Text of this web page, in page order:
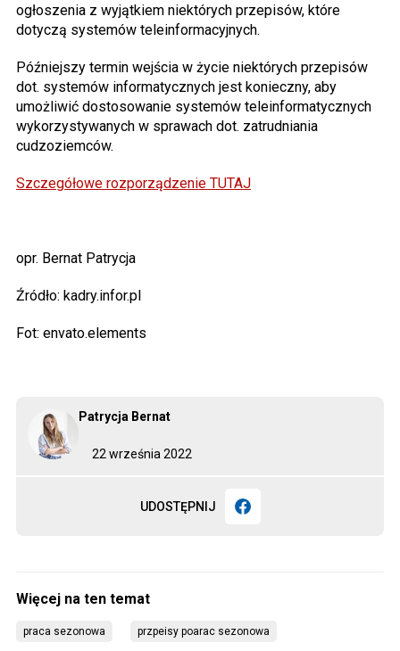
22 września 2022
Patrycja Bernat
UDOSTĘPNIJ
ogłoszenia z wyjątkiem niektórych przepisów, które
dotyczą systemów teleinformacyjnych.
Późniejszy termin wejścia w życie niektórych przepisów
dot. systemów informatycznych jest konieczny, aby
umożliwić dostosowanie systemów teleinformatycznych
wykorzystywanych w sprawach dot. zatrudniania
cudzoziemców.
Szczegółowe rozporządzenie TUTAJ
opr. Bernat Patrycja
Źródło: kadry.infor.pl
Fot: envato.elements
praca sezonowa przpeisy poarac sezonowa